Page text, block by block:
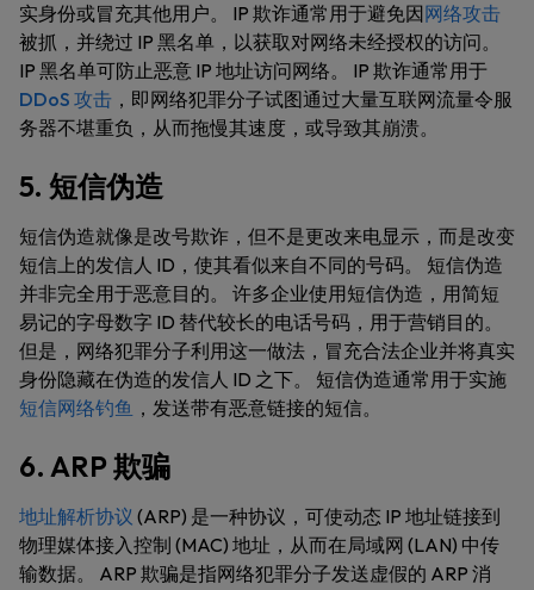
实身份或冒充其他用户。 IP 欺诈通常用于避免因网络攻击
被抓，并绕过 IP 黑名单，以获取对网络未经授权的访问。
IP 黑名单可防止恶意 IP 地址访问网络。 IP 欺诈通常用于
DDoS 攻击 ，即网络犯罪分子试图通过大量互联网流量令服
务器不堪重负，从而拖慢其速度，或导致其崩溃。
5. 短信伪造
短信伪造就像是改号欺诈，但不是更改来电显示，而是改变
短信上的发信人 ID，使其看似来自不同的号码。 短信伪造
并非完全用于恶意目的。 许多企业使用短信伪造，用简短
易记的字母数字 ID 替代较长的电话号码，用于营销目的。
但是，网络犯罪分子利用这一做法，冒充合法企业并将真实
身份隐藏在伪造的发信人 ID 之下。 短信伪造通常用于实施
短信网络钓鱼 ，发送带有恶意链接的短信。
6. ARP 欺骗
地址解析协议 (ARP) 是一种协议，可使动态 IP 地址链接到
物理媒体接入控制 (MAC) 地址，从而在局域网 (LAN) 中传
输数据。 ARP 欺骗是指网络犯罪分子发送虚假的 ARP 消